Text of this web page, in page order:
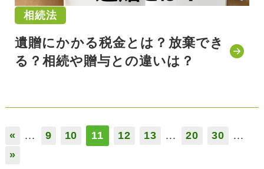
相続法
遺贈にかかる税金とは？放棄でき
る？相続や贈与との違いは？
« ... 9 10 11 12 13 ... 20 30
...
»